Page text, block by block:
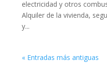
electricidad y otros
Alquiler de la vivienda,
y...
« Entradas más antiguas